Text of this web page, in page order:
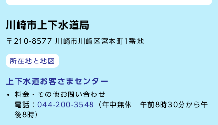
川崎市上下水道局
〒210-8577 川崎市川崎区宮本町1番地
所在地と地図
上下水道お客さまセンター
料金・その他お問い合わせ
電話： 044-200-3548
（年中無休 午前8時30分から午
後8時）